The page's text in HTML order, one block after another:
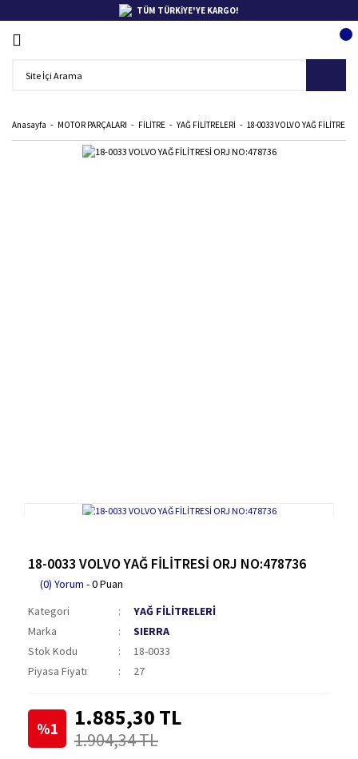
TÜM TÜRKİYE'YE KARGO!
Anasayfa MOTOR PARÇALARI FİLİTRE YAĞ FİLİTRELERİ 18-0033 VOLVO YAĞ FİLİTRESİ
18-0033 VOLVO YAĞ FİLİTRESİ ORJ NO:478736
(0) Yorum - 0 Puan
Kategori
YAĞ FİLİTRELERİ
Marka
SIERRA
Stok Kodu
18-0033
Piyasa Fiyatı
27
%1 1.885,30 TL
1.904,34 TL